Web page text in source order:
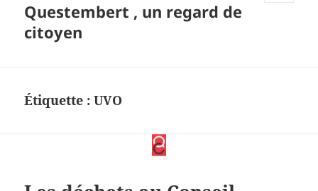
Questembert , un regard de
citoyen
Étiquette :UVO